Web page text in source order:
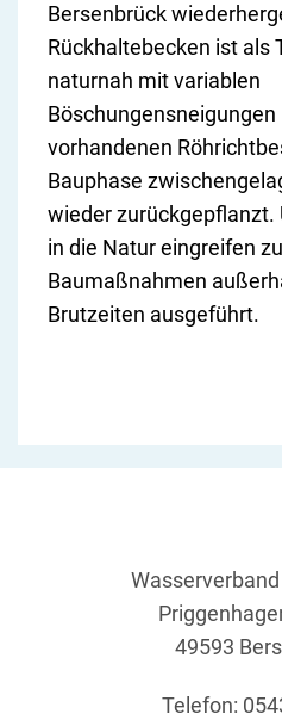
Bersenbrück
Rückhaltebecken ist als
naturnah mit variablen
vorhandenen
Bauphase
wieder zurückgepflanzt.
in die Natur eingreifen
Baumaßnahmen
Brutzeiten ausgeführt.
49593
Telefon: